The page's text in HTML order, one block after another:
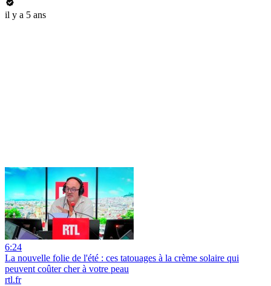
il y a 5 ans
6:24
La nouvelle folie de l'été : ces tatouages à la crème solaire qui
peuvent coûter cher à votre peau
rtl.fr